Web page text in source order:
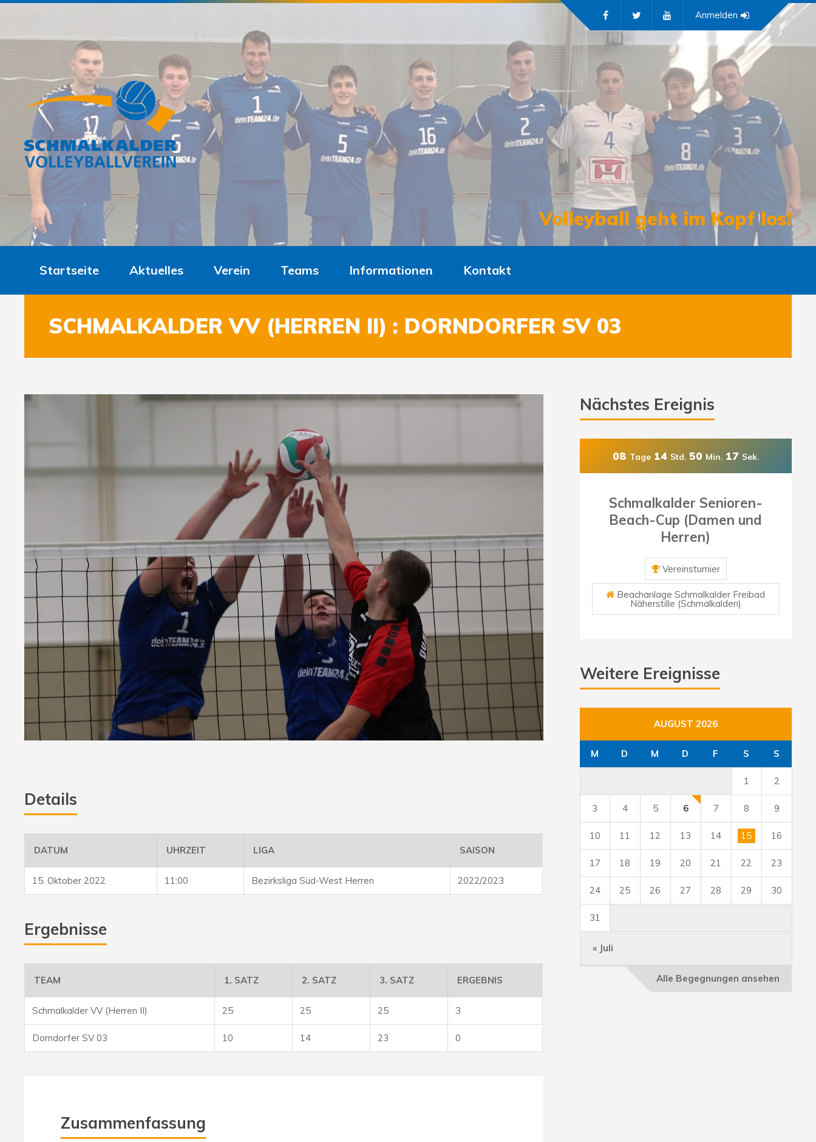
Volleyball geht im Kopf los!
Anmelden
Startseite Aktuelles Verein Teams Informationen Kontakt
SCHMALKALDER VV (HERREN II) : DORNDORFER SV 03
Details
DATUM UHRZEIT LIGA SAISON
15. Oktober 2022 11:00 Bezirksliga Süd-West Herren 2022/2023
Ergebnisse
TEAM 1. SATZ 2. SATZ 3. SATZ ERGEBNIS
Schmalkalder VV (Herren II) 25 25 25 3
Dorndorfer SV 03 10 14 23 0
Zusammenfassung
Nächstes Ereignis
08 Tage 14 Std. 50 Min. 15 Sek.
Schmalkalder Senioren-
Beach-Cup (Damen und
Herren)
Vereinsturnier
Beachanlage Schmalkalder Freibad
Näherstille (Schmalkalden)
Weitere Ereignisse
AUGUST 2026
M D M D F S S
« Juli
1 2
3 4 5 6 7 8 9
10 11 12 13 14 15 16
17 18 19 20 21 22 23
24 25 26 27 28 29 30
31
Alle Begegnungen ansehen